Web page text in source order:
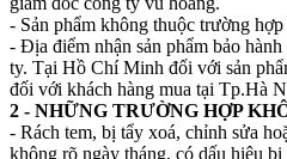
- Sản phẩm không thuộc trường
- Địa điểm nhận sản phẩm bảo
ty. Tại Hồ Chí Minh đối với sản
đối với khách hàng mua tại Tp.Hà
2 - NHỮNG TRƯỜNG HỢP
- Rách tem, bị tẩy xoá, chỉnh sửa
không rõ ngày tháng, có dấu hiệu